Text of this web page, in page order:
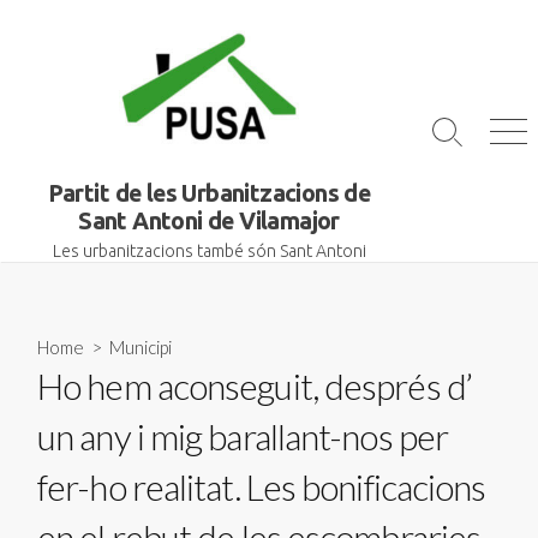
Partit de les Urbanitzacions de
Sant Antoni de Vilamajor
Les urbanitzacions també són Sant Antoni
Search
Home > Municipi
Ho hem aconseguit, després d’
un any i mig barallant-nos per
fer-ho realitat. Les bonificacions